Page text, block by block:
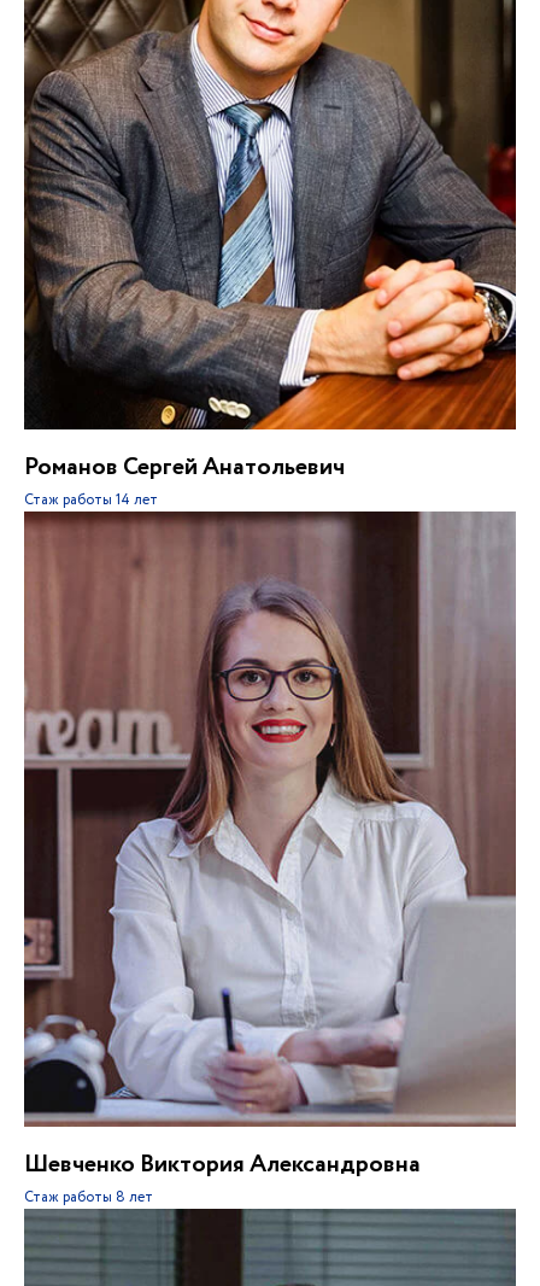
Романов Сергей Анатольевич
Стаж работы 14 лет
Шевченко Виктория Александровна
Стаж работы 8 лет